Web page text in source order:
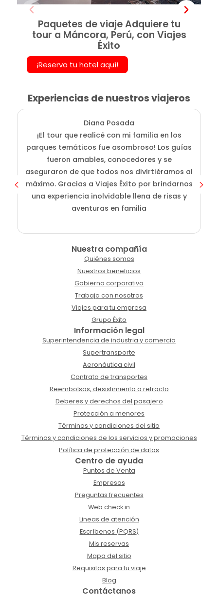
Paquetes de viaje Adquiere tu
tour a Máncora, Perú, con Viajes
Éxito
¡Reserva tu hotel aquí!
Experiencias de nuestros viajeros
Diana Posada
¡El tour que realicé con mi familia en los
parques temáticos fue asombroso! Los guías
fueron amables, conocedores y se
aseguraron de que todos nos divirtiéramos al
máximo. Gracias a Viajes Éxito por brindarnos
una experiencia inolvidable llena de risas y
aventuras en familia
Nuestra compañía
Quiénes somos
Nuestros beneficios
Gobierno corporativo
Trabaja con nosotros
Viajes para tu empresa
Grupo Éxito
Información legal
Superintendencia de industria y comercio
Supertransporte
Aeronáutica civil
Contrato de transportes
Reembolsos, desistimiento o retracto
Deberes y derechos del pasajero
Protección a menores
Términos y condiciones del sitio
Términos y condiciones de los servicios y promociones
Política de protección de datos
Centro de ayuda
Puntos de Venta
Empresas
Preguntas frecuentes
Web check in
Lineas de atención
Escríbenos (PQRS)
Mis reservas
Mapa del sitio
Requisitos para tu viaje
Blog
Contáctanos